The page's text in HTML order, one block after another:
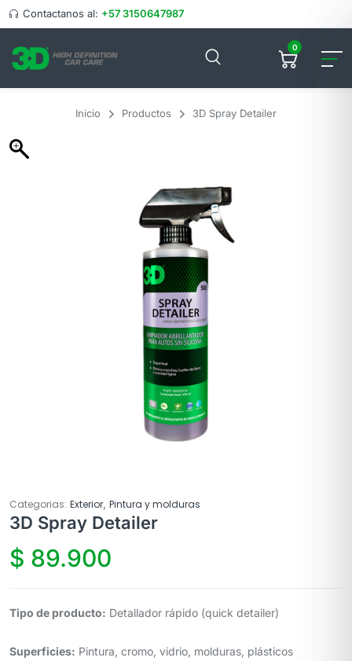
Contactanos al: +57 3150647987
0
Inicio Productos 3D Spray Detailer
Categorias: Exterior, Pintura y molduras
3D Spray Detailer
$ 89.900
Tipo de producto: Detallador rápido (quick detailer)
Superficies: Pintura, cromo, vidrio, molduras, plásticos